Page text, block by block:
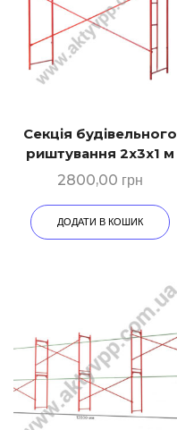
Секція будівельного
риштування 2х3х1 м
2800,00 грн
ДОДАТИ В КОШИК